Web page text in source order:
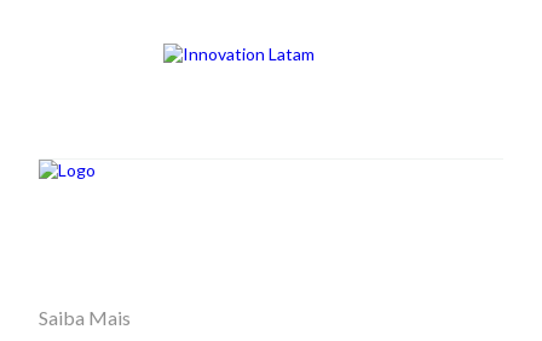
Saiba Mais